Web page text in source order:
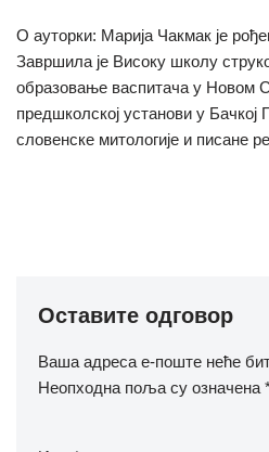
О ауторки: Марија Чакмак је
Завршила је Високу школу
образовање васпитача у Новом
предшколској установи у
словенске митологије и писане
Оставите одговор
Ваша адреса е-поште неће
Неопходна поља су означена